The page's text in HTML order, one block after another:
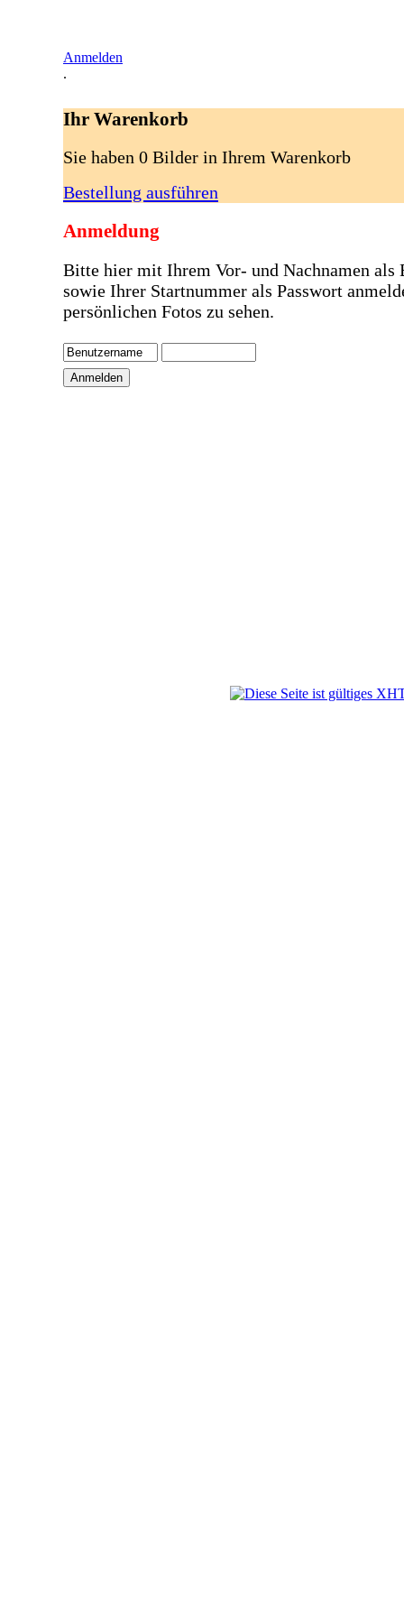
Anmelden
.
Ihr Warenkorb
Sie haben 0 Bilder in Ihrem Warenkorb
Bestellung ausführen
Anmeldung
Bitte hier mit Ihrem Vor- und Nachnamen als
sowie Ihrer Startnummer als Passwort
persönlichen Fotos zu sehen.